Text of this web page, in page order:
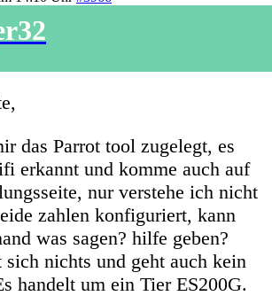
das Parrot tool zugelegt, es
erkannt und komme auch auf
nur verstehe ich nicht
zahlen konfiguriert, kann
was sagen? hilfe geben?
sich nichts und geht auch kein
handelt um ein Tier ES200G.